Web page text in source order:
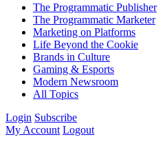
The Programmatic Publisher
The Programmatic Marketer
Marketing on Platforms
Life Beyond the Cookie
Brands in Culture
Gaming & Esports
Modern Newsroom
All Topics
Login Subscribe
My Account Logout